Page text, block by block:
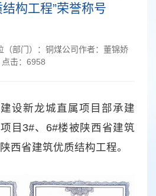
构工程”荣誉称号
（部门）： 铜煤公司作者： 董锦娇
点击： 6958
设新龙城直属项目部承建
目3#、6#楼被陕西省建筑
西省建筑优质结构工程。